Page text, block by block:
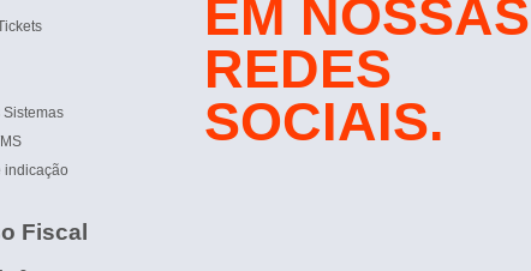
Sistemas
indicação
Fiscal
EM NOSSAS
REDES
SOCIAIS.